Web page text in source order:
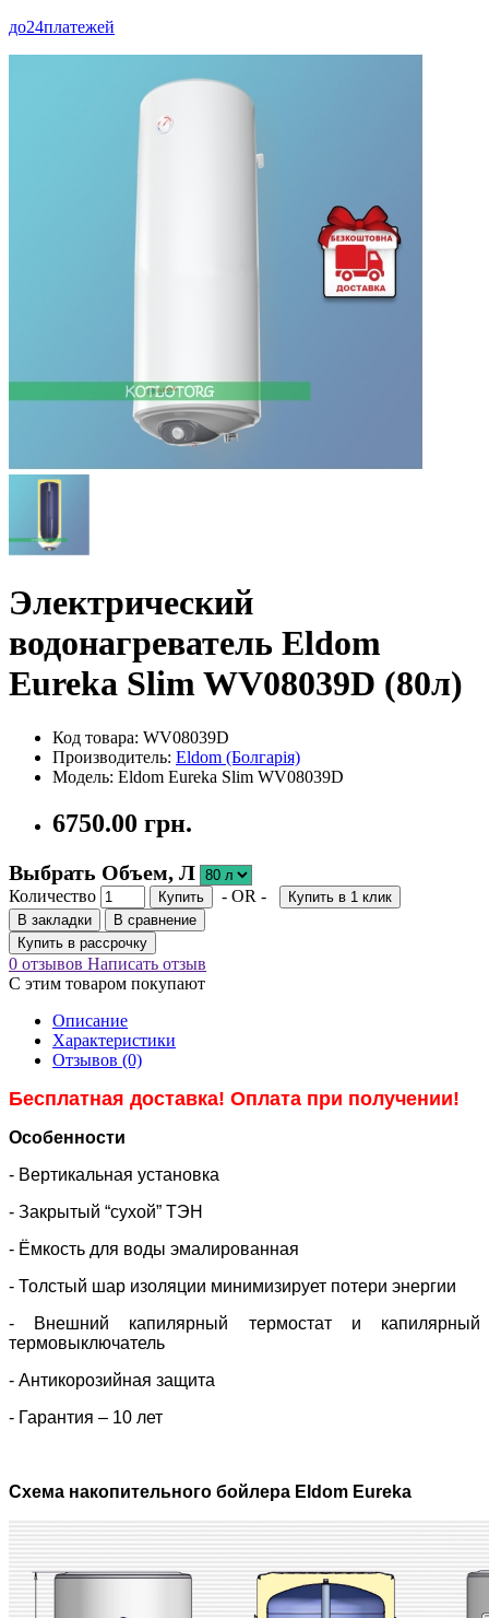
до24платежей
Электрический
водонагреватель Eldom
Eureka Slim WV08039D (80л)
Код товара: WV08039D
Производитель: Eldom (Болгарія)
Модель: Eldom Eureka Slim WV08039D
6750.00 грн.
Выбрать Объем, Л
Количество Купить - OR -
Купить в 1 клик
В закладки
В сравнение
Купить в рассрочку
0 отзывов Написать отзыв
С этим товаром покупают
Описание
Характеристики
Отзывов (0)
Бесплатная доставка! Оплата при получении!
Особенности
- Вертикальная установка
- Закрытый “сухой” ТЭН
- Ёмкость для воды эмалированная
- Толстый шар изоляции минимизирует потери энергии
- Внешний капилярный термостат и капилярный
термовыключатель
- Антикорозийная защита
- Гарантия – 10 лет
Схема накопительного бойлера Eldom Eureka